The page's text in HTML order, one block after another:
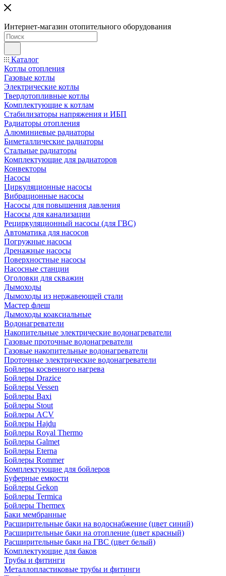
Интернет-магазин отопительного оборудования
Каталог
Котлы отопления
Газовые котлы
Электрические котлы
Твердотопливные котлы
Комплектующие к котлам
Стабилизаторы напряжения и ИБП
Радиаторы отопления
Алюминиевые радиаторы
Биметаллические радиаторы
Стальные радиаторы
Комплектующие для радиаторов
Конвекторы
Насосы
Циркуляционные насосы
Вибрационные насосы
Насосы для повышения давления
Насосы для канализации
Рециркуляционный насосы (для ГВС)
Автоматика для насосов
Погружные насосы
Дренажные насосы
Поверхностные насосы
Насосные станции
Оголовки для скважин
Дымоходы
Дымоходы из нержавеющей стали
Мастер флеш
Дымоходы коаксиальные
Водонагреватели
Накопительные электрические водонагреватели
Газовые проточные водонагреватели
Газовые накопительные водонагреватели
Проточные электрические водонагреватели
Бойлеры косвенного нагрева
Бойлеры Drazice
Бойлеры Vessen
Бойлеры Baxi
Бойлеры Stout
Бойлеры ACV
Бойлеры Hajdu
Бойлеры Royal Thermo
Бойлеры Galmet
Бойлеры Eterna
Бойлеры Rommer
Комплектующие для бойлеров
Буферные емкости
Бойлеры Gekon
Бойлеры Termica
Бойлеры Thermex
Баки мембранные
Расширительные баки на водоснабжение (цвет синий)
Расширительные баки на отопление (цвет красный)
Расширительные баки на ГВС (цвет белый)
Комплектующие для баков
Трубы и фитинги
Металлопластиковые трубы и фитинги